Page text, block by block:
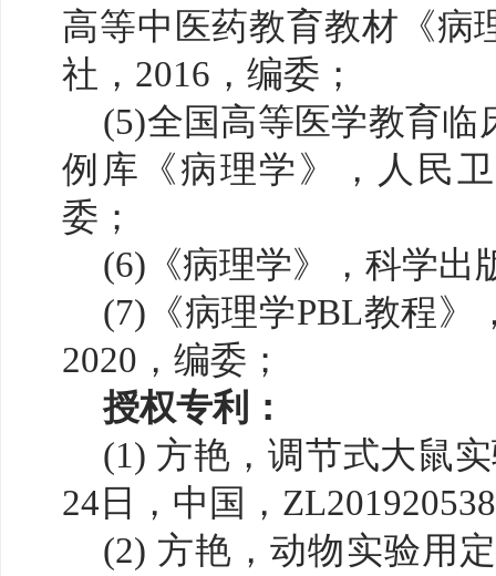
高等中医药教育教材《病
社，2016，编委；
(5)全国高等医学教育
例库《病理学》，人民
委；
(6)《病理学》，科学出
(7)《病理学PBL教程》
2020，编委；
授权专利：
(1) 方艳，调节式大鼠
24日，中国，
(2) 方艳，动物实验用